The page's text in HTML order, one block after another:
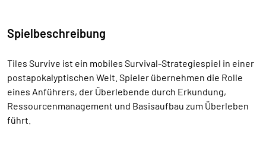
Spielbeschreibung
Tiles Survive ist ein mobiles Survival-Strategiespiel in einer
postapokalyptischen Welt. Spieler übernehmen die Rolle
eines Anführers, der Überlebende durch Erkundung,
Ressourcenmanagement und Basisaufbau zum Überleben
führt.